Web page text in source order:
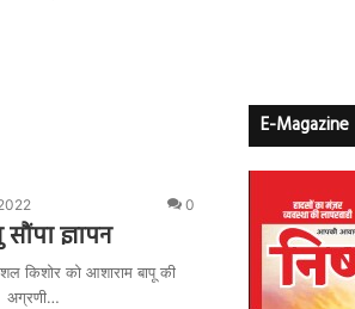
0
ज्ञापन
किशोर को आशाराम बापू की
अग्रणी…
E-Magazine